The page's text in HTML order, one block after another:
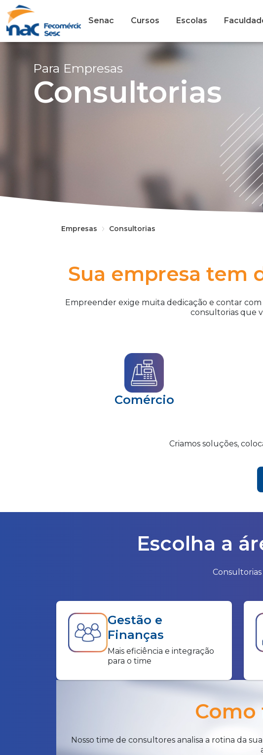
Senac Cursos Escolas
Para Empresas
Consultorias
Empresas Consultorias
Sua empresa tem
Empreender exige muita dedicação e contar com
consultorias que
Comércio
Criamos soluções,
Escolha a
Consultorias
Gestão e
Finanças
Mais eficiência e integração
para o time
Como
Nosso time de consultores analisa a rotina da